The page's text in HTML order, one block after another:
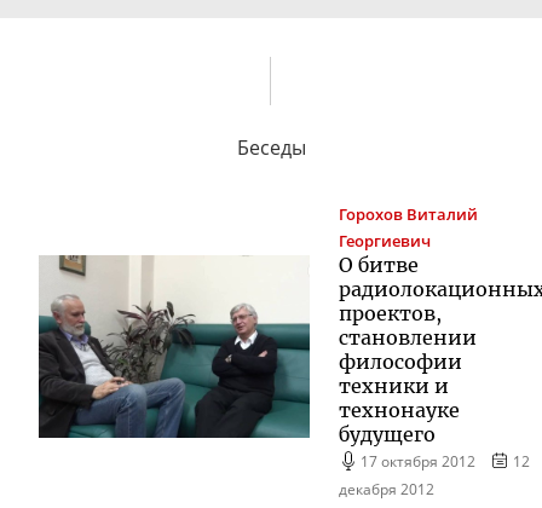
Беседы
Горохов Виталий
Георгиевич
О битве
проектов,
становлении
философии
техники и
технонауке
будущего
17 октября 2012
12
декабря 2012